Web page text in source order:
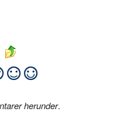
herunder.